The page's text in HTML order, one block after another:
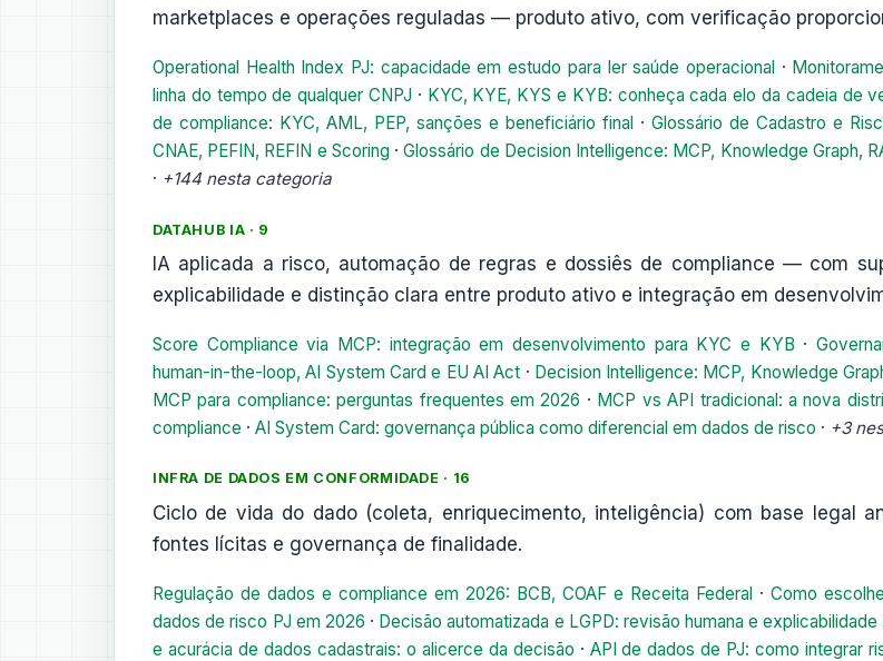
marketplaces e operações reguladas — produto ativo, com verificação
Operational Health Index PJ: capacidade em estudo para ler saúde operacional ·
linha do tempo de qualquer CNPJ · KYC, KYE, KYS e KYB: conheça cada elo da cadeia de
de compliance: KYC, AML, PEP, sanções e beneficiário final · Glossário de Cadastro e
CNAE, PEFIN, REFIN e Scoring ·Glossário de Decision Intelligence: MCP, Knowledge Graph,
· +144 nesta categoria
DATAHUB IA · 9
IA aplicada a risco, automação de regras e dossiês de compliance — com
explicabilidade e distinção clara entre produto ativo e integração em
Score Compliance via MCP: integração em desenvolvimento para KYC e KYB ·
human-in-the-loop, AI System Card e EU AI Act · Decision Intelligence: MCP, Knowledge
MCP para compliance: perguntas frequentes em 2026 · MCP vs API tradicional: a nova
compliance · AI System Card: governança pública como diferencial em dados de risco · +3
INFRA DE DADOS EM CONFORMIDADE · 16
Ciclo de vida do dado (coleta, enriquecimento, inteligência) com base legal
fontes lícitas e governança de finalidade.
Regulação de dados e compliance em 2026: BCB, COAF e Receita Federal · Como
dados de risco PJ em 2026 · Decisão automatizada e LGPD: revisão humana e
e acurácia de dados cadastrais: o alicerce da decisão · API de dados de PJ: como integrar